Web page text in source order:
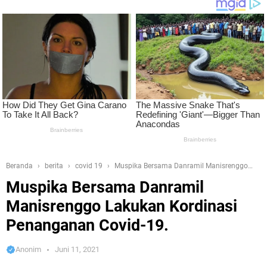
Beranda berita covid 19
Muspika Bersama Danramil Manisrenggo
Muspika Bersama Danramil
Manisrenggo Lakukan Kordinasi
Penanganan Covid-19.
Anonim Juni 11, 2021